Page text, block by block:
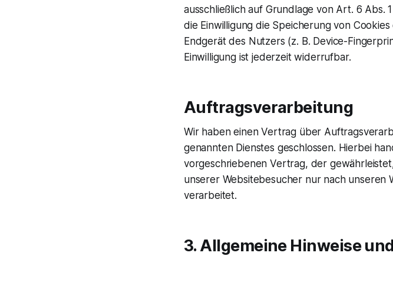
ausschließlich auf Grundlage von Art. 6 Abs.
die Einwilligung die Speicherung von
Endgerät des Nutzers (z. B. Device-
Einwilligung ist jederzeit widerrufbar.
Auftragsverarbeitung
Wir haben einen Vertrag über
genannten Dienstes geschlossen. Hierbei
vorgeschriebenen Vertrag, der
unserer Websitebesucher nur nach unseren
verarbeitet.
3. Allgemeine Hinweise